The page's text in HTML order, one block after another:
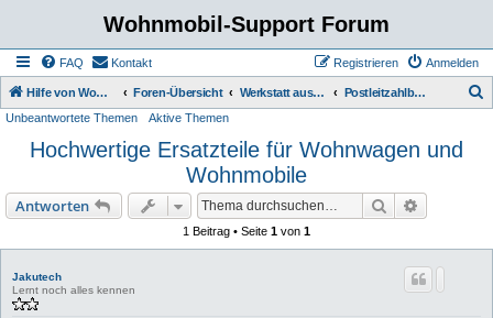
Wohnmobil-Support Forum
FAQ Kontakt Anmelden
Registrieren
Hilfe von Womo Fans für Womo Besitzer Foren-Übersicht Werkstatt aus der Region kommerziell Postleitzahlbereich 3
Unbeantwortete Themen Aktive Themen
Hochwertige Ersatzteile für Wohnwagen und
Wohnmobile
Antworten Suche
1 Beitrag • Seite 1 von 1
Jakutech
Lernt noch alles kennen